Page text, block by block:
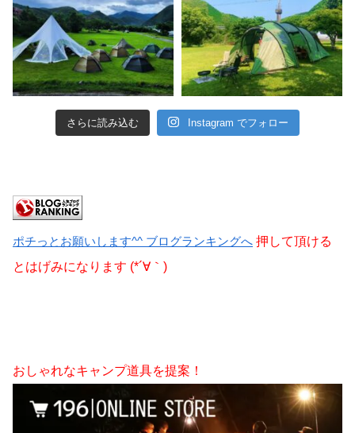
さらに読み込む Instagram でフォロー
ポチっとお願いします^^ ブログランキングへ 押して頂ける
とはげみになります (*´∀｀)
おしゃれなキャンプ道具を提案！